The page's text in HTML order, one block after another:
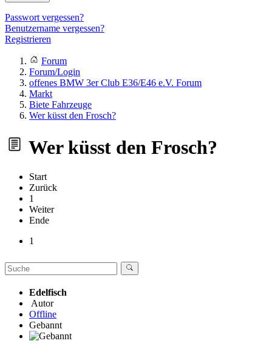
Passwort vergessen?
Benutzername vergessen?
Registrieren
Forum
Forum/Login
offenes BMW 3er Club E36/E46 e.V. Forum
Markt
Biete Fahrzeuge
Wer küsst den Frosch?
Wer küsst den Frosch?
Start
Zurück
1
Weiter
Ende
1
Edelfisch
Autor
Offline
Gebannt